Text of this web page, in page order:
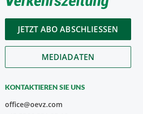
JETZT ABO ABSCHLIESSEN
MEDIADATEN
KONTAKTIEREN SIE UNS
office@oevz.com